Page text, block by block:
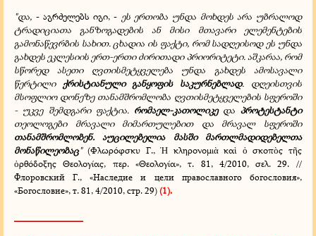
"და, - აგრძელებს იგი, - ეს ერთობა უნდა მოხდეს არა უბრალოდ
ტრადიციათა განზოგადების ან მისი მთავარი ელემენტების
გამონაწევრბის სახით. ცხადია ის ფაქტი, რომ სადღეისოდ ეს უნდა
გახდეს ეკლესიის ერთ-ერთი ძირითადი პრიორიტეტი. აშკარაა, რომ
სწორედ ასეთი ღვთისმეტყველება უნდა გახდეს ამოსავალი
წერტილი ქრისტიანული განყოფის საკურნებლად. დღეისთვის
მსოფლიო დონეზე თანამშრომლობა ღვთისმეტყველების სფეროში
- უკვე შემდგარი ფაქტია. რომაელ-კათოლიკე და პროტესტანტი
თეოლოგები მრავალი მიმართულებით და მრავალ სფეროში
თანამშრომლობენ. აუცილებელია მასში მართლმადიდებელთა
მონაწილეობაც"(Φλωρόφσκυ Γ.,Ἡ κληρονομιὰκαὶ ὁ σκοπὸς τῆς
ὀρθόδοξης Θεολογίας, περ. «Θεολογία», τ. 81, 4/2010, σελ. 29. //
Флоровский Г., «Наследие и цели православного богословия»,
«Богословие», т. 81, 4/2010, стр. 29)(1).